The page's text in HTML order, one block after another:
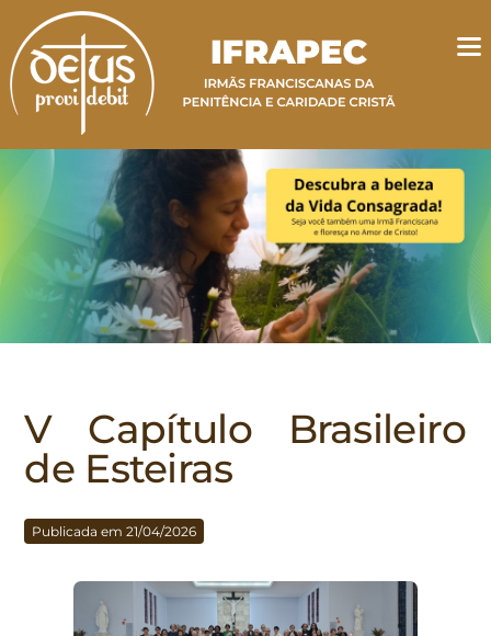
V Capítulo Brasileiro
de Esteiras
Publicada em 21/04/2026